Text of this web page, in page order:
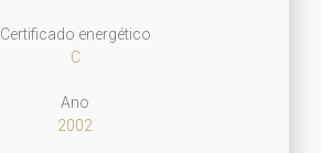
Certificado energético
C
Ano
2002